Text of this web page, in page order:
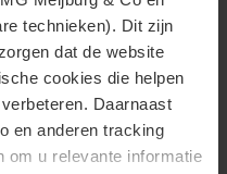
technieken). Dit zijn
dat de website
cookies die helpen
Daarnaast
en anderen tracking
om u relevante informatie
richtlijnvoorstel dat
en
voor belastingplichtigen.